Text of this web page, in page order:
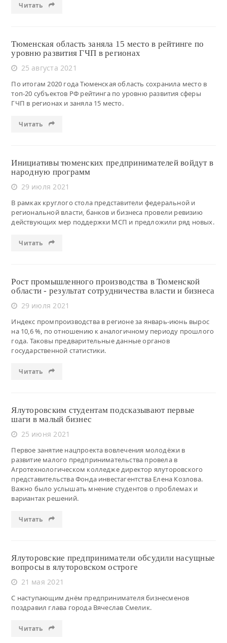
Читать
Тюменская область заняла 15 место в рейтинге по
уровню развития ГЧП в регионах
25 августа 2021
По итогам 2020 года Тюменская область сохранила место в
топ-20 субъектов РФ рейтинга по уровню развития сферы
ГЧП в регионах и заняла 15 место.
Читать
Инициативы тюменских предпринимателей войдут в
народную программ
29 июля 2021
В рамках круглого стола представители федеральной и
региональной власти, банков и бизнеса провели ревизию
действующих мер поддержки МСП и предложили ряд новых.
Читать
Рост промышленного производства в Тюменской
области - результат сотрудничества власти и бизнеса
29 июля 2021
Индекс промпроизводства в регионе за январь-июнь вырос
на 10,6 %, по отношению к аналогичному периоду прошлого
года. Таковы предварительные данные органов
государственной статистики.
Читать
Ялуторовским студентам подсказывают первые
шаги в малый бизнес
25 июня 2021
Первое занятие нацпроекта вовлечения молодёжи в
развитие малого предпринимательства провела в
Агротехнологическом колледже директор ялуторовского
представительства Фонда инвестагентства Елена Козлова.
Важно было услышать мнение студентов о проблемах и
вариантах решений.
Читать
Ялуторовские предприниматели обсудили насущные
вопросы в ялуторовском остроге
21 мая 2021
С наступающим днём предпринимателя бизнесменов
поздравил глава города Вячеслав Смелик.
Читать